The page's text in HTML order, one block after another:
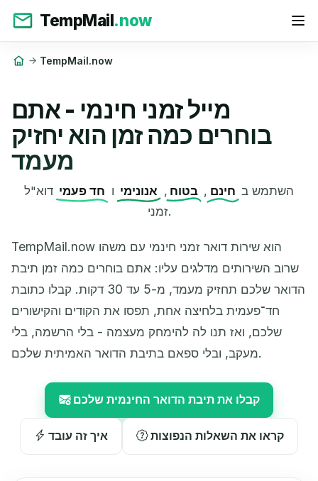
TempMail.now
TempMail.now
מייל זמני חינמי - אתם
בוחרים כמה זמן הוא יחזיק
מעמד
השתמש ב חינם , בטוח , אנונימי ו חד פעמי דוא"ל
זמני.
שרוב השירותים מדלגים עליו: אתם בוחרים כמה זמן תיבת
הדואר שלכם תחזיק מעמד, מ-5 עד 30 דקות. קבלו כתובת
חד־פעמית בלחיצה אחת, תפסו את הקודים והקישורים
שלכם, ואז תנו לה להימחק מעצמה - בלי הרשמה, בלי
מעקב, ובלי ספאם בתיבת הדואר האמיתית שלכם.
קבלו את תיבת הדואר החינמית שלכם
איך זה עובד קראו את השאלות הנפוצות